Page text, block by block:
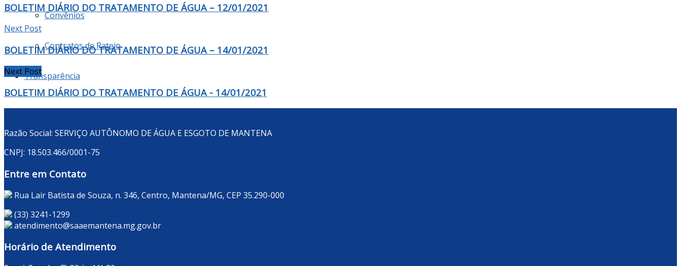
Convênios
Contratos de Rateio
Transparência
BOLETIM DIÁRIO DO TRATAMENTO DE ÁGUA – 12/01/2021
Next Post
BOLETIM DIÁRIO DO TRATAMENTO DE ÁGUA – 14/01/2021
Next Post
BOLETIM DIÁRIO DO TRATAMENTO DE ÁGUA - 14/01/2021
Razão Social: SERVIÇO AUTÔNOMO DE ÁGUA E ESGOTO DE MANTENA
CNPJ: 18.503.466/0001-75
Entre em Contato
Rua Lair Batista de Souza, n. 346, Centro, Mantena/MG, CEP 35.290-000
(33) 3241-1299
atendimento@saaemantena.mg.gov.br
Horário de Atendimento